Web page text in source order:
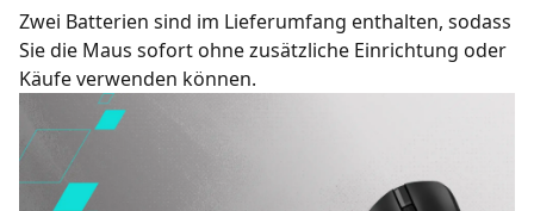
Zwei Batterien sind im Lieferumfang enthalten, sodass
Sie die Maus sofort ohne zusätzliche Einrichtung oder
Käufe verwenden können.